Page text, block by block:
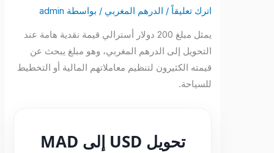
اترك تعليقاً /الدرهم المغربي/ بواسطة admin
يمثل مبلغ 200 دولار أسترالي قيمة نقدية هامة عند
التحويل إلى الدرهم المغربي، وهو مبلغ يبحث عن
قيمته الكثيرون لتنظيم معاملاتهم المالية أو التخطيط
للسياحة.
تحويل USD إلى MAD